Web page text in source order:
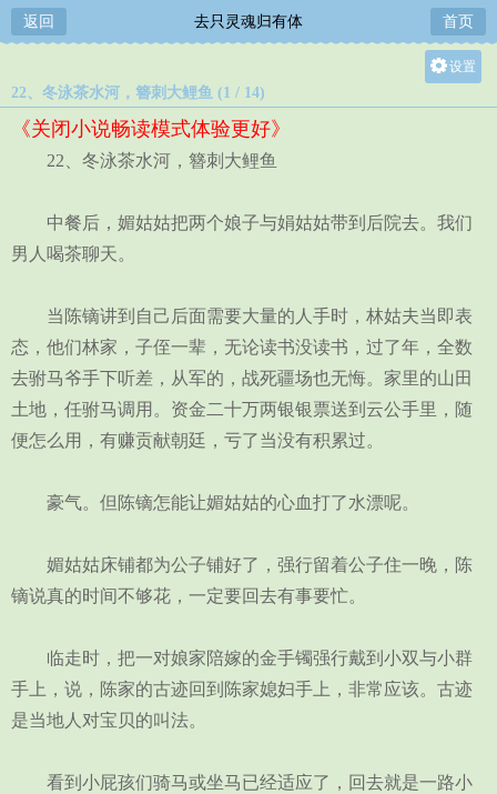
返回 去只灵魂归有体 首页
设置
22、冬泳茶水河，簪刺大鲤鱼 (1 / 14)
《关闭小说畅读模式体验更好》
22、冬泳茶水河，簪刺大鲤鱼
中餐后，媚姑姑把两个娘子与娟姑姑带到后院去。我们
男人喝茶聊天。
当陈镝讲到自己后面需要大量的人手时，林姑夫当即表
态，他们林家，子侄一辈，无论读书没读书，过了年，全数
去驸马爷手下听差，从军的，战死疆场也无悔。家里的山田
土地，任驸马调用。资金二十万两银银票送到云公手里，随
便怎么用，有赚贡献朝廷，亏了当没有积累过。
豪气。但陈镝怎能让媚姑姑的心血打了水漂呢。
媚姑姑床铺都为公子铺好了，强行留着公子住一晚，陈
镝说真的时间不够花，一定要回去有事要忙。
临走时，把一对娘家陪嫁的金手镯强行戴到小双与小群
手上，说，陈家的古迹回到陈家媳妇手上，非常应该。古迹
是当地人对宝贝的叫法。
看到小屁孩们骑马或坐马已经适应了，回去就是一路小